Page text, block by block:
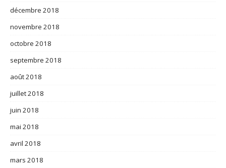
décembre 2018
novembre 2018
octobre 2018
septembre 2018
août 2018
juillet 2018
juin 2018
mai 2018
avril 2018
mars 2018